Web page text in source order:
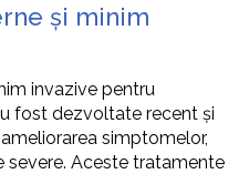
și minim
invazive pentru
fost dezvoltate recent și
simptomelor,
severe. Aceste tratamente